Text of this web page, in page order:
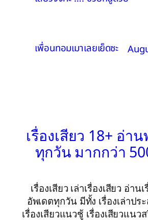
เพื่อนทอมเมาเลยเย็ดซะ
เรื่องเสียว 18+ อ่า
ทุกวัน มากกว่า
เรื่องเสียว เล่าเรื่องเสียว อ่าน
อัพเดตทุกวัน มีทั้ง เรื่องเล่าปร
เรื่องเสียวแนวชู้ เรื่องเสียวแนวส